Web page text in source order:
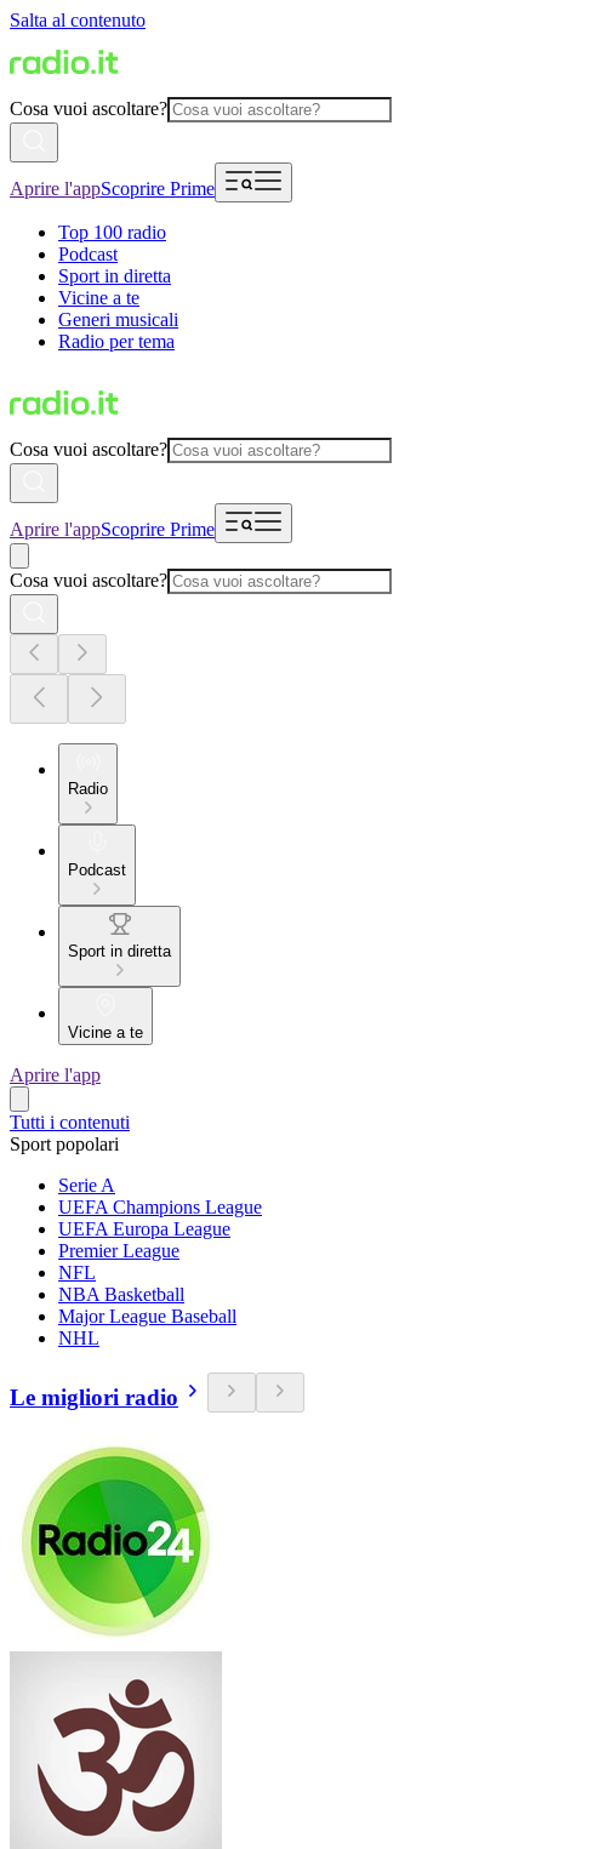
Salta al contenuto
Cosa vuoi ascoltare?
Aprire l'appScoprire Prime
Top 100 radio
Podcast
Sport in diretta
Vicine a te
Generi musicali
Radio per tema
Cosa vuoi ascoltare?
Aprire l'appScoprire Prime
Cosa vuoi ascoltare?
Radio
Podcast
Sport in diretta
Vicine a te
Aprire l'app
Tutti i contenuti
Sport popolari
Serie A
UEFA Champions League
UEFA Europa League
Premier League
NFL
NBA Basketball
Major League Baseball
NHL
Le migliori radio